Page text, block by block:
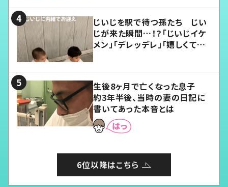
じいじを駅で待つ孫たち じい
じが来た瞬間…！？「じいじイケ
メン」「デレッデレ」「嬉しくて可
生後8ヶ月で亡くなった息子
約3年半後、当時の妻の日記に
書いてあった本音とは
6位以降はこちら